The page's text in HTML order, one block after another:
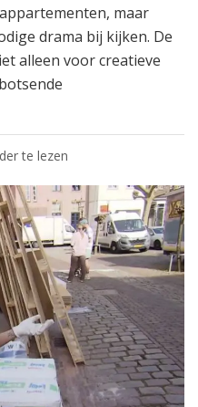
maar
drama bij kijken. De
alleen voor creatieve
te lezen